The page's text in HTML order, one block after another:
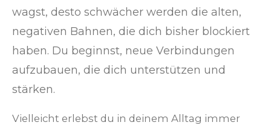
wagst, desto schwächer werden die alten,
negativen Bahnen, die dich bisher blockiert
haben. Du beginnst, neue Verbindungen
aufzubauen, die dich unterstützen und
stärken.
Vielleicht erlebst du in deinem Alltag immer